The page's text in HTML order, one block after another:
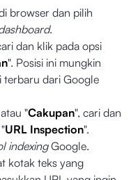
browser dan pilih
.
dan klik pada opsi
". Posisi ini mungkin
terbaru dari Google
"Cakupan", cari dan
URL Inspection".
indexingGoogle.
kotak teks yang